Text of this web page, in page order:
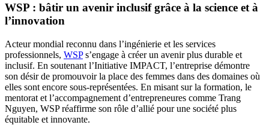
WSP : bâtir un avenir inclusif grâce à la science et à
l’innovation
Acteur mondial reconnu dans l’ingénierie et les services
professionnels, WSPs’engage à créer un avenir plus durable et
inclusif. En soutenant l’Initiative IMPACT, l’entreprise démontre
son désir de promouvoir la place des femmes dans des domaines où
elles sont encore sous-représentées. En misant sur la formation, le
mentorat et l’accompagnement d’entrepreneures comme Trang
Nguyen, WSP réaffirme son rôle d’allié pour une société plus
équitable et innovante.